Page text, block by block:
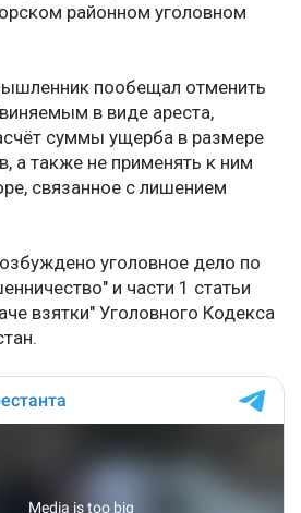
районном уголовном
пообещал отменить
в виде ареста,
суммы ущерба в размере
а также не применять к ним
связанное с лишением
уголовное дело по
и части 1 статьи
взятки" Уголовного Кодекса